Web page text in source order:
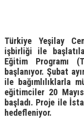
Türkiye Yeşilay
işbirliği ile
Eğitim Programı
başlanıyor. Şubat
ile bağımlılıklarla
eğitimciler 20
başladı. Proje ile
hedefleniyor.